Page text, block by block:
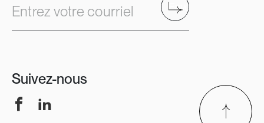
Entrez votre courriel Envoyer
Suivez-nous
FacebookLinkedIn